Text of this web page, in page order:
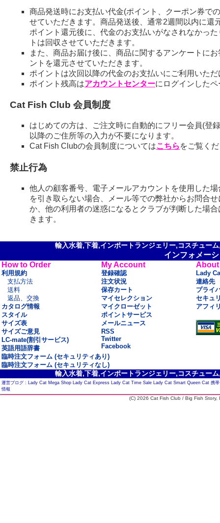
商品発送時にお支払い代金(ポイント、クーポン券で
せていただきます。商品発送後、通常2週間以内に還
ポイント還元後に、代金のお支払いがなされなかっ
トは回収させていただきます。
また、商品お届け後に、商品に関するアンケートに
ントを還元させていただきます。
ポイントは次回以降の代金のお支払いにご利用いた
ポイント残高はアカウントセンターにログインした
Cat Fish Club 会員制度
はじめての方は、ご注文時に自動的にフリー会員(登
以降のご住所等の入力が不要になります。
Cat Fish Clubの会員制度についてはこちら をご覧く
禁止行為
他人の顧客番号、電子メールアカウントを使用した
を引き取らない場合、メール等での弊社からお問合
か、他の利用者の迷惑になるとクラブが判断した場
きます。
輸入水着,下着,インポートランジェリー,コスチュー
インフォメー
How to Order
利用規約
支払方法
送料
返品、交換
カタログ情報
スタイル
サイズ表
サイズご意見
LC-mate(割引サービス)
英語用語辞書
My Account
登録確認
注文状況
保存カート
マイセレクション
マイクローゼット
ポイントサービス
メールニュース
RSS
Twitter
Facebook
About
Lady
連絡先
プライ
セキュ
アフィ
臨時注文フォーム (セキュリティあり)
臨時注文フォーム (セキュリティなし)
輸入水着,下着,インポートランジェリー,コスチュー
運営ブログ : Lady Cat Mega Shop Lady Cat Express Lady Cat Time Sale Lady Cat Smart Queen Cat 携
情報
(C) 2026 Cat Fish Club / Big Fish Story,